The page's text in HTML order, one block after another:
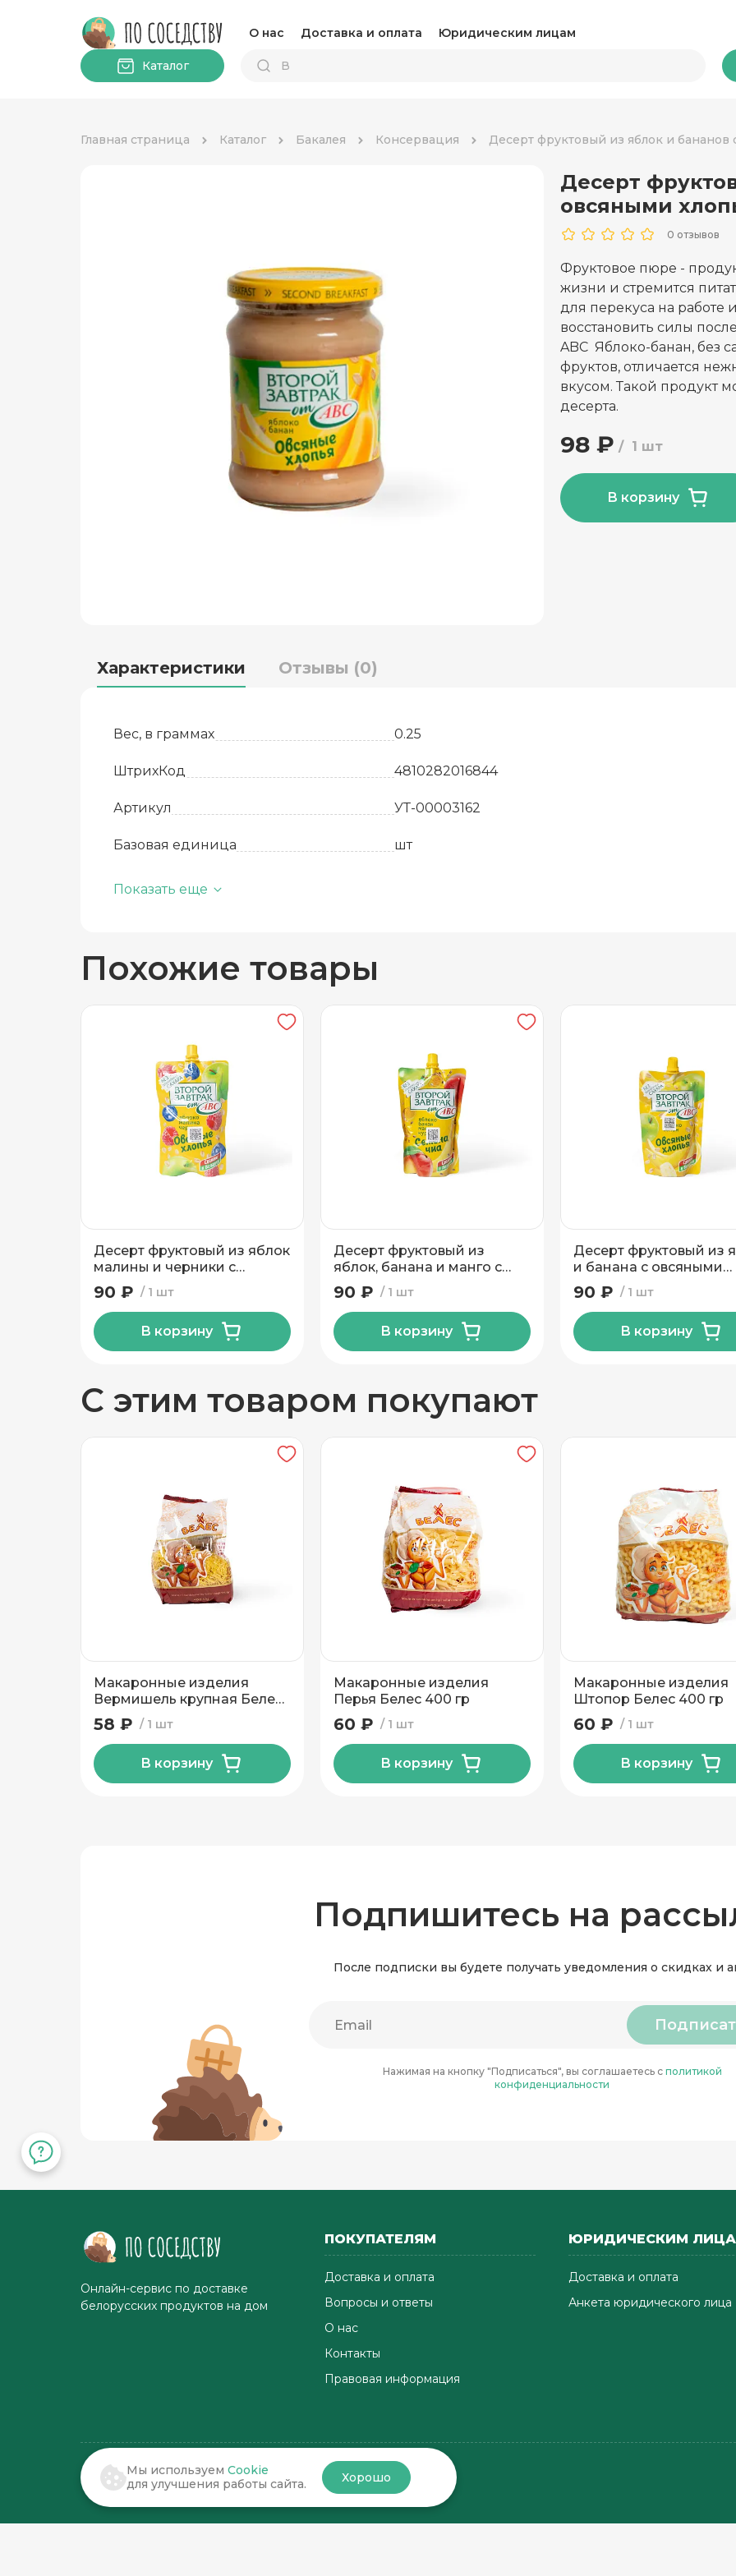
О нас Доставка и оплата Юридическим лицам
Каталог
Главная страница Каталог Бакалея Консервация Десерт фруктовый из яблок и
Десерт
овсяными
0 отзывов
Фруктовое пюре -
жизни и стремится
для перекуса на работе
восстановить силы
ABC Яблоко-банан, без
фруктов, отличается
вкусом. Такой продукт
десерта.
1 шт
98 ₽
В корзину
Характеристики Отзывы (0)
Вес, в граммах 0.25
ШтрихКод 4810282016844
Артикул УТ-00003162
Базовая единица шт
Производитель
Бренд ОДО фирма АВС
Фруктовое пюре
Вид упаковки Стекло
Показать еще
Похожие товары
Десерт фруктовый из яблок
малины и черники с
овсяными хлопьями 200гр
ТМ АВС Дой-Пак
1 шт
90 ₽
В корзину
Десерт фруктовый из
яблок, банана и манго с
семенами чиа и куркумой
ТМ АВС 200г Дой-Пак
1 шт
90 ₽
В корзину
Десерт фруктовый из
и банана с овсяными
хлопьями 200г ТМ АВС
Дой-Пак1 шт
90 ₽
В корзину
С этим товаром покупают
Макаронные изделия
Вермишель крупная Белес
400 гр
1 шт
58 ₽
В корзину
Макаронные изделия
Перья Белес 400 гр
1 шт
60 ₽
В корзину
Макаронные изделия
Штопор Белес 400 гр
1 шт
60 ₽
В корзину
Подпишитесь на
После подписки вы будете получать уведомления о скидках и
Нажимая на кнопку "Подписаться", вы соглашаетесь с политикой
конфиденциальности
Онлайн-сервис по доставке
белорусских продуктов на дом
ПОКУПАТЕЛЯМ
Доставка и оплата
Вопросы и ответы
О нас
Контакты
Правовая информация
ЮРИДИЧЕСКИМ
Доставка и оплата
Анкета юридического лица
© 2022-2026 . По соседству
Мы используем Cookie
для улучшения работы сайта.
Хорошо
Бакалея
Какао и горячий шоколад
Доставка Самовывоз
Частный дом
Подъезд
Добавить новый адрес